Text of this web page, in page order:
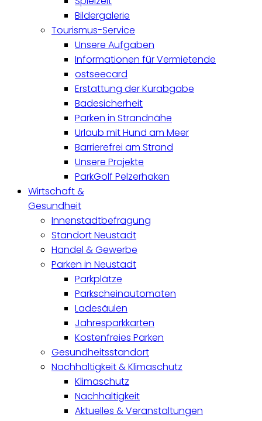
Bildergalerie
Tourismus-Service
Unsere Aufgaben
Informationen für Vermietende
ostseecard
Erstattung der Kurabgabe
Badesicherheit
Parken in Strandnähe
Urlaub mit Hund am Meer
Barrierefrei am Strand
Unsere Projekte
ParkGolf Pelzerhaken
Wirtschaft &
Gesundheit
Innenstadtbefragung
Standort Neustadt
Handel & Gewerbe
Parken in Neustadt
Parkplätze
Parkscheinautomaten
Ladesäulen
Jahresparkkarten
Kostenfreies Parken
Gesundheitsstandort
Nachhaltigkeit & Klimaschutz
Klimaschutz
Nachhaltigkeit
Aktuelles & Veranstaltungen